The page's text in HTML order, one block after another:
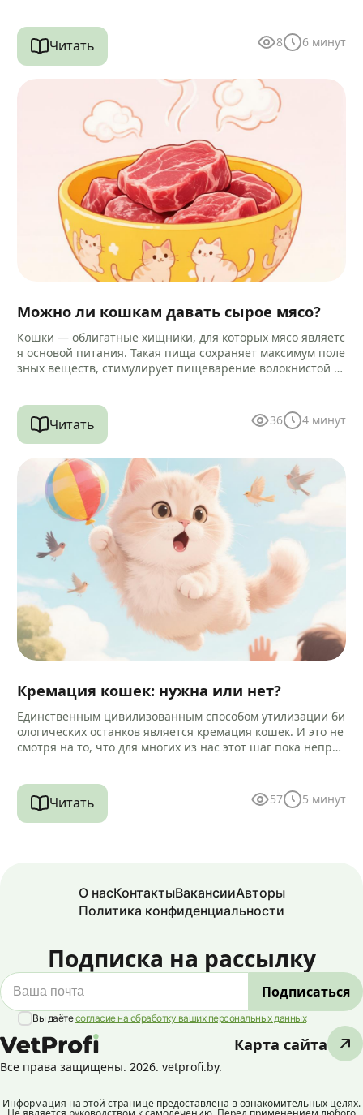
Читать 8 6 минут
Можно ли кошкам давать сырое мясо?
Кошки — облигатные хищники, для которых мясо являетс
я основой питания. Такая пища сохраняет максимум поле
зных веществ, стимулирует пищеварение волокнистой ст
Читать 36 4 минут
Кремация кошек: нужна или нет?
Единственным цивилизованным способом утилизации би
ологических останков является кремация кошек. И это не
смотря на то, что для многих из нас этот шаг пока непри
Читать 57 5 минут
О насКонтактыВакансииАвторы
Политика конфиденциальности
Карта сайта
Все права защищены. 2026. vetprofi.by.
Подписка на рассылку
Вы даётесогласие на обработку ваших персональных данных
Информация на этой странице предоставлена в ознакомительных целях.